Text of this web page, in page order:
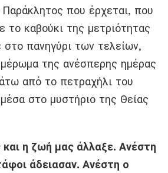
που έρχεται, που
το καβούκι της μετριότητας
στο πανηγύρι των τελείων,
της ανέσπερης ημέρας
από το πετραχήλι του
στο μυστήριο της Θείας
η ζωή μας άλλαξε. Ανέστη
άδειασαν. Ανέστη ο